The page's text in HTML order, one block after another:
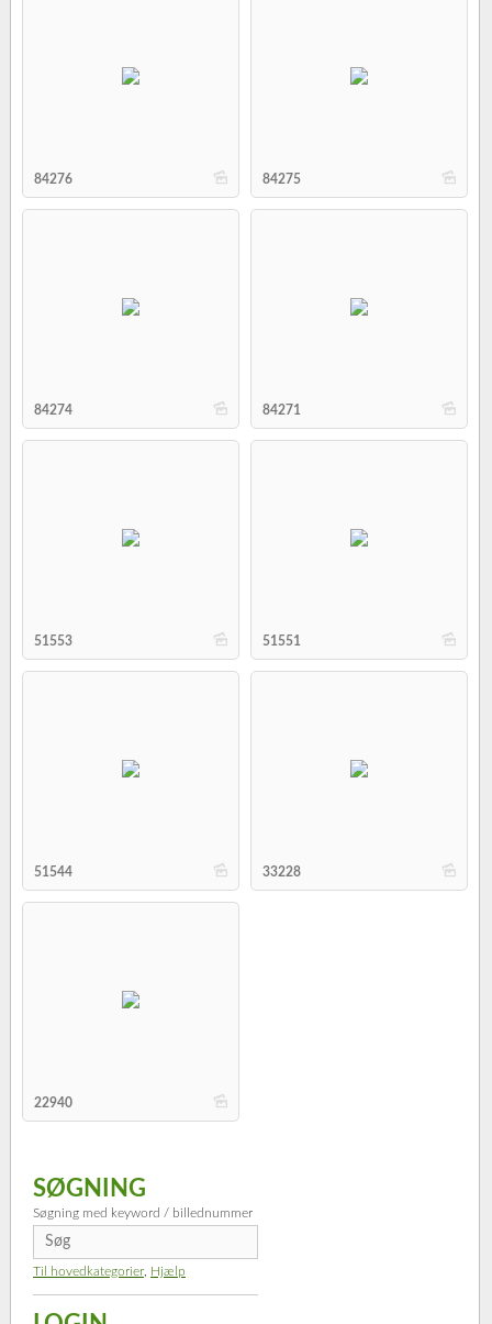
b
84276 b
84275
b
84274 b
84271
b
51553 b
51551
b
51544 b
33228
b
22940
SØGNING
Søgning med keyword / billednummer
Til hovedkategorier Hjælp